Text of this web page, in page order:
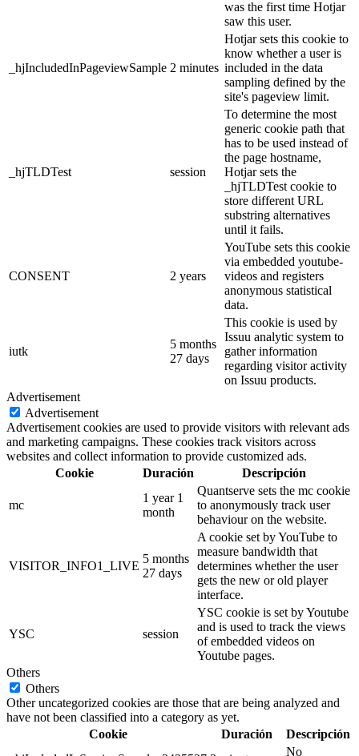
was the first time Hotjar
saw this user.
_hjIncludedInPageviewSample 2 minutes
Hotjar sets this cookie to
know whether a user is
included in the data
sampling defined by the
site's pageview limit.
_hjTLDTest session
To determine the most
generic cookie path that
has to be used instead of
the page hostname,
Hotjar sets the
_hjTLDTest cookie to
store different URL
substring alternatives
until it fails.
CONSENT 2 years
YouTube sets this cookie
via embedded youtube-
videos and registers
anonymous statistical
data.
iutk
5 months
27 days
This cookie is used by
Issuu analytic system to
gather information
regarding visitor activity
on Issuu products.
Advertisement
Advertisement
Advertisement cookies are used to provide visitors with relevant ads
and marketing campaigns. These cookies track visitors across
websites and collect information to provide customized ads.
Cookie
Duración Descripción
mc
1 year 1
month
Quantserve sets the mc cookie
to anonymously track user
behaviour on the website.
VISITOR_INFO1_LIVE
5 months
27 days
A cookie set by YouTube to
measure bandwidth that
determines whether the user
gets the new or old player
interface.
YSC session
YSC cookie is set by Youtube
and is used to track the views
of embedded videos on
Youtube pages.
Others
Others
Other uncategorized cookies are those that are being analyzed and
have not been classified into a category as yet.
Cookie
Duración
Descripción
No